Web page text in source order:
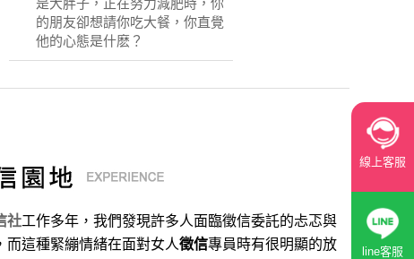
線上客服
line客服
是大胖子，正在努力減肥時，你
的朋友卻想請你吃大餐，你直覺
他的心態是什麽？
社工作多年，我們發現許多人面臨徵信委託的忐忑與
而這種緊繃情緒在面對女人徵信專員時有很明顯的放